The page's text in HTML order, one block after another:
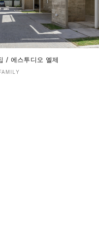
/ 에스투디오 엘제